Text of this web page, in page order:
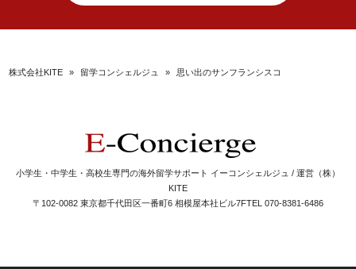
株式会社KITE » 留学コンシェルジュ » 思い出のサンフランシスコ
小学生・中学生・高校生専門の海外留学サポート イーコンシェルジュ / 運営（株）
KITE
〒102-0082 東京都千代田区一番町6 相模屋本社ビル7FTEL 070-8381-6486